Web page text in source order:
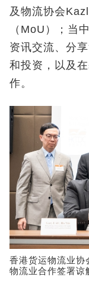
及物流协会
（MoU）；当
资讯交流、分
和投资，以及
作。
香港货运物流业
物流业合作签署谅